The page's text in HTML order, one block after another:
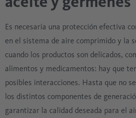
Es necesaria una protección efectiva
en el sistema de aire comprimido y la
cuando los productos son delicados,
alimentos y medicamentos: hay que
posibles interacciones. Hasta que no
los distintos componentes de
garantizar la calidad deseada para el